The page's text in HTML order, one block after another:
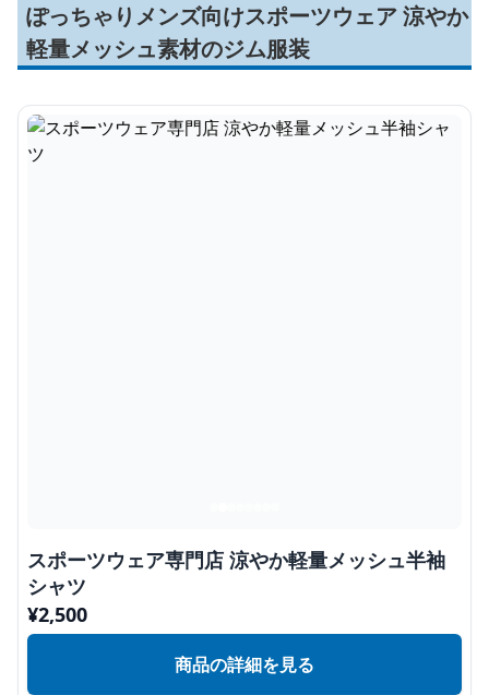
ぽっちゃりメンズ向けスポーツウェア 涼やか
軽量メッシュ素材のジム服装
スポーツウェア専門店 涼やか軽量メッシュ半袖
シャツ
¥2,500
商品の詳細を見る